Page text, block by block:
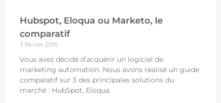
Hubspot, Eloqua ou Marketo, le
comparatif
3 février 2015
Vous avez décidé d’acquérir un logiciel de
marketing automation. Nous avons réalisé un guide
comparatif sur 3 des principales solutions du
marché : HubSpot, Eloqua